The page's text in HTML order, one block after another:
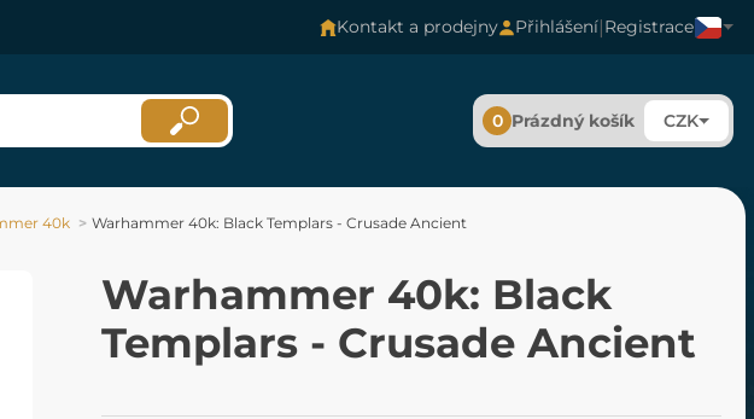
Kontakt a prodejny Přihlášení|Registrace
0 Prázdný košík CZK
40k Warhammer 40k: Black Templars - Crusade Ancient
Warhammer 40k: Black
Templars - Crusade Ancient